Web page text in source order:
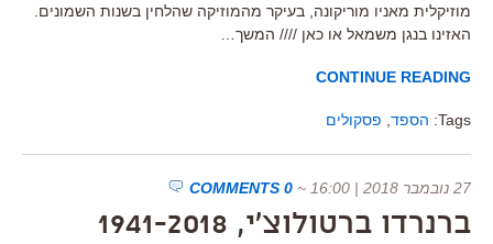
מוזיקלית מאניו מוריקונה, בעיקר מהמוזיקה שהלחין בשנות השמונים.
האזינו בנגן משמאל או כאן //// המשך…
CONTINUE READING
Tags: הספד פסקולים
27 נובמבר 2018 | 16:00 ~
0 COMMENTS
ברנרדו ברטולוצ'י, 1941-2018